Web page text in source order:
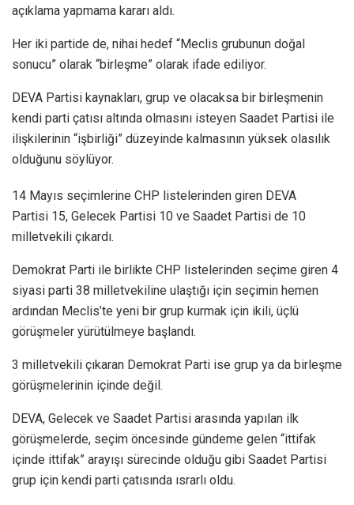
açıklama yapmama kararı aldı.
Her iki partide de, nihai hedef “Meclis grubunun doğal
sonucu” olarak “birleşme” olarak ifade ediliyor.
DEVA Partisi kaynakları, grup ve olacaksa bir birleşmenin
kendi parti çatısı altında olmasını isteyen Saadet Partisi ile
ilişkilerinin “işbirliği” düzeyinde kalmasının yüksek olasılık
olduğunu söylüyor.
14 Mayıs seçimlerine CHP listelerinden giren DEVA
Partisi 15, Gelecek Partisi 10 ve Saadet Partisi de 10
milletvekili çıkardı.
Demokrat Parti ile birlikte CHP listelerinden seçime giren 4
siyasi parti 38 milletvekiline ulaştığı için seçimin hemen
ardından Meclis’te yeni bir grup kurmak için ikili, üçlü
görüşmeler yürütülmeye başlandı.
3 milletvekili çıkaran Demokrat Parti ise grup ya da birleşme
görüşmelerinin içinde değil.
DEVA, Gelecek ve Saadet Partisi arasında yapılan ilk
görüşmelerde, seçim öncesinde gündeme gelen “ittifak
içinde ittifak” arayışı sürecinde olduğu gibi Saadet Partisi
grup için kendi parti çatısında ısrarlı oldu.